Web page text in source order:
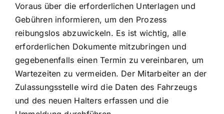
Voraus über die erforderlichen Unterlagen und
Gebühren informieren, um den Prozess
reibungslos abzuwickeln. Es ist wichtig, alle
erforderlichen Dokumente mitzubringen und
gegebenenfalls einen Termin zu vereinbaren, um
Wartezeiten zu vermeiden. Der Mitarbeiter an der
Zulassungsstelle wird die Daten des Fahrzeugs
und des neuen Halters erfassen und die